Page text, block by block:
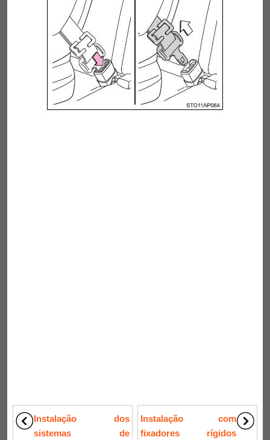
Instalação dos
sistemas de
Instalação com
fixadores rígidos